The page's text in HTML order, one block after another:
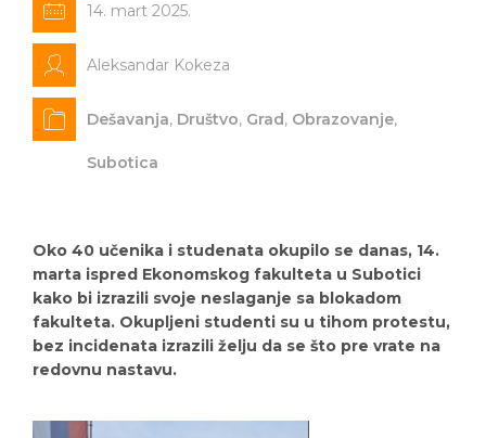
14. mart 2025.
Aleksandar Kokeza
Dešavanja, Društvo, Grad, Obrazovanje,
Subotica
Oko 40 učenika i studenata okupilo se danas, 14.
marta ispred Ekonomskog fakulteta u Subotici
kako bi izrazili svoje neslaganje sa blokadom
fakulteta. Okupljeni studenti su u tihom protestu,
bez incidenata izrazili želju da se što pre vrate na
redovnu nastavu.